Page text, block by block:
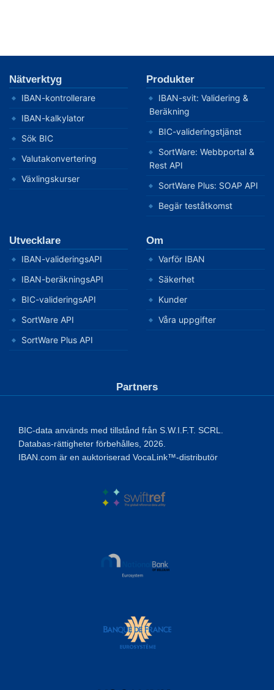
Nätverktyg
IBAN-kontrollerare
IBAN-kalkylator
Sök BIC
Valutakonvertering
Växlingskurser
Produkter
IBAN-svit: Validering &
Beräkning
BIC-valideringstjänst
SortWare: Webbportal &
Rest API
SortWare Plus: SOAP API
Begär teståtkomst
Utvecklare
IBAN-valideringsAPI
IBAN-beräkningsAPI
BIC-valideringsAPI
SortWare API
SortWare Plus API
Om
Varför IBAN
Säkerhet
Kunder
Våra uppgifter
Partners
BIC-data används med tillstånd från S.W.I.F.T. SCRL.
Databas-rättigheter förbehålles, 2026.
IBAN.com är en auktoriserad VocaLink™-distributör